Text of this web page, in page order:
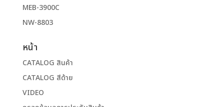
MEB-3900C
NW-8803
หน้า
CATALOG สินค้า
CATALOG สีด้าย
VIDEO